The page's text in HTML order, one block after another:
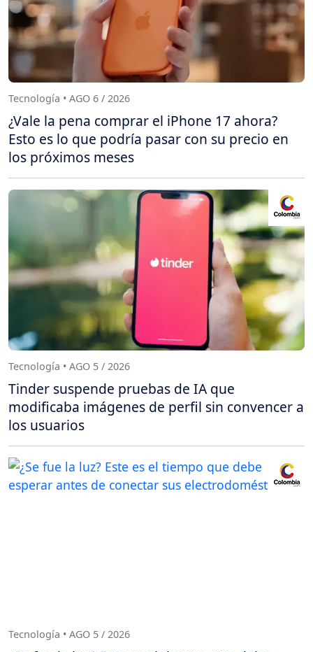
Tecnología • AGO 6 / 2026
¿Vale la pena comprar el iPhone 17 ahora?
Esto es lo que podría pasar con su precio en
los próximos meses
Tecnología • AGO 5 / 2026
Tinder suspende pruebas de IA que
modificaba imágenes de perfil sin convencer a
los usuarios
Tecnología • AGO 5 / 2026